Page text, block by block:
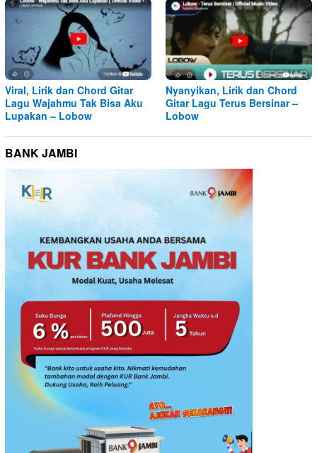
Viral, Lirik dan Chord Gitar
Lagu Wajahmu Tak Bisa Aku
Lupakan – Lobow
Nyanyikan, Lirik dan Chord
Gitar Lagu Terus Bersinar –
Lobow
BANK JAMBI